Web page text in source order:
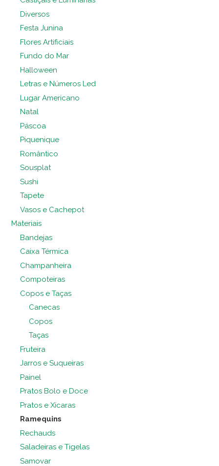
Diversos
Festa Junina
Flores Artificiais
Fundo do Mar
Halloween
Letras e Números Led
Lugar Americano
Natal
Páscoa
Piquenique
Romântico
Sousplat
Sushi
Tapete
Vasos e Cachepot
Materiais
Bandejas
Caixa Térmica
Champanheira
Compoteiras
Copos e Taças
Canecas
Copos
Taças
Fruteira
Jarros e Suqueiras
Painel
Pratos Bolo e Doce
Pratos e Xícaras
Ramequins
Rechauds
Saladeiras e Tigelas
Samovar